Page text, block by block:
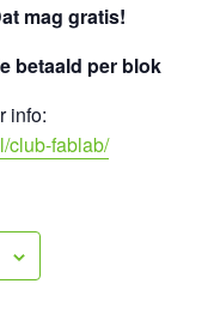
mag gratis!
betaald per blok
info:
club-fablab/